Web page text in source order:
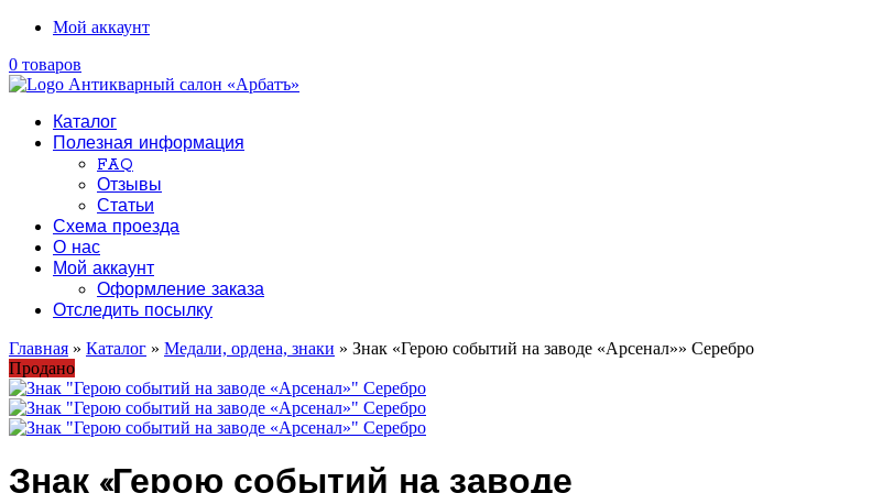
Мой аккаунт
0 товаров
Каталог
Полезная информация
FAQ
Отзывы
Статьи
Схема проезда
О нас
Мой аккаунт
Оформление заказа
Отследить посылку
Главная » Каталог » Медали, ордена, знаки » Знак «Герою событий на заводе «Арсенал»» Серебро
Продано
Знак «Герою событий на заводе